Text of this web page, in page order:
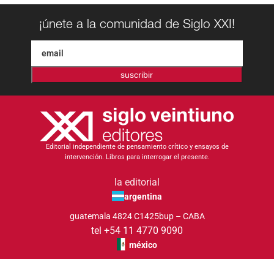
¡únete a la comunidad de Siglo XXI!
suscribir
Editorial independiente de pensamiento crítico y ensayos de
intervención. Libros para interrogar el presente.
la editorial
argentina
guatemala 4824 C1425bup – CABA
tel +54 11 4770 9090
méxico